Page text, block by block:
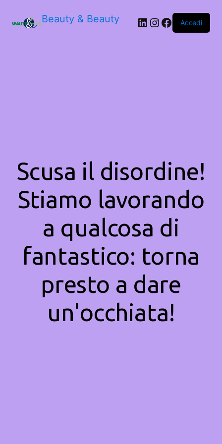
Beauty & Beauty LinkedIn
Instagram
Facebook
Accedi
Scusa il disordine!
Stiamo lavorando
a qualcosa di
fantastico: torna
presto a dare
un'occhiata!